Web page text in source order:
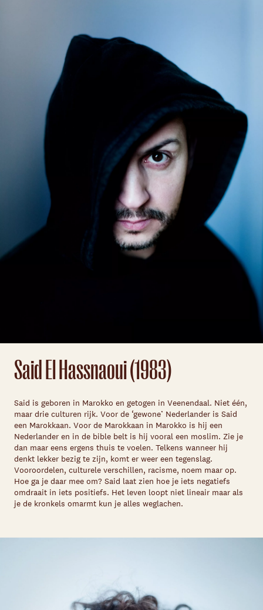
Said El Hassnaoui (1983)
Said is geboren in Marokko en getogen in Veenendaal. Niet één,
maar drie culturen rijk. Voor de ‘gewone’ Nederlander is Said
een Marokkaan. Voor de Marokkaan in Marokko is hij een
Nederlander en in de bible belt is hij vooral een moslim. Zie je
dan maar eens ergens thuis te voelen. Telkens wanneer hij
denkt lekker bezig te zijn, komt er weer een tegenslag.
Vooroordelen, culturele verschillen, racisme, noem maar op.
Hoe ga je daar mee om? Said laat zien hoe je iets negatiefs
omdraait in iets positiefs. Het leven loopt niet lineair maar als
je de kronkels omarmt kun je alles weglachen.